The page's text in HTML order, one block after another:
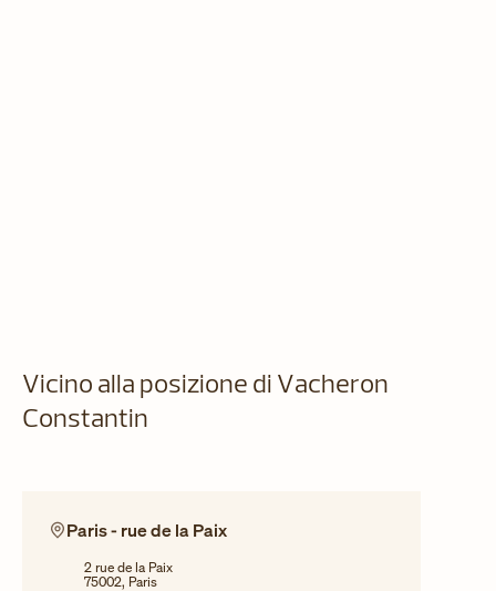
Vicino alla posizione di Vacheron
Constantin
Paris - rue de la Paix
2 rue de la Paix
75002, Paris